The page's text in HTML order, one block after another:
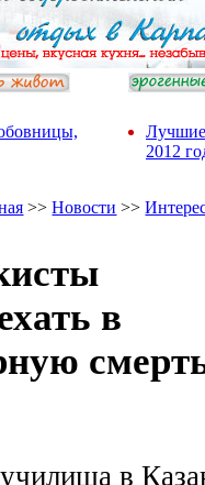
Лучшие
2012
>>Новости >>
в
в